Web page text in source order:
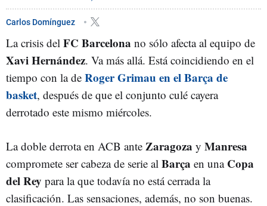
Carlos Domínguez
La crisis del FC Barcelona no sólo afecta al equipo de
Xavi Hernández. Va más allá. Está coincidiendo en el
tiempo con la de Roger Grimau en el Barça de
basket, después de que el conjunto culé cayera
derrotado este mismo miércoles.
La doble derrota en ACB ante Zaragoza y Manresa
compromete ser cabeza de serie al Barça en una Copa
del Rey para la que todavía no está cerrada la
clasificación. Las sensaciones, además, no son buenas.